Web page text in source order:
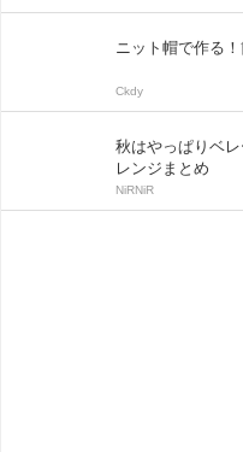
ニット帽で作る
Ckdy
秋はやっぱりベ
レンジまとめ
NiRNiR